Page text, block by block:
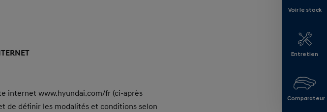
Voir le stock
Entretien
Comparateur
internet www.hyundai.com/fr (ci-après
de définir les modalités et conditions selon